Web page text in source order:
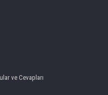
ve Cevapları